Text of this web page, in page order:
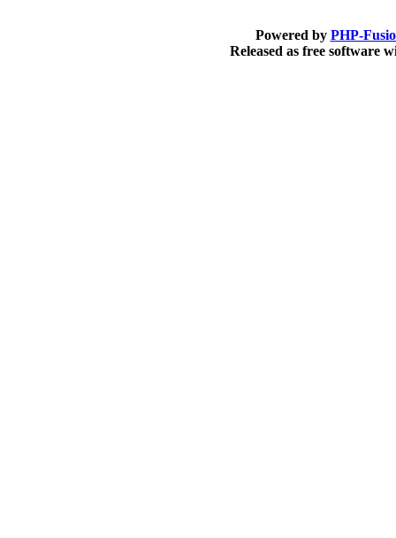
Powered by PHP-
Released as free software